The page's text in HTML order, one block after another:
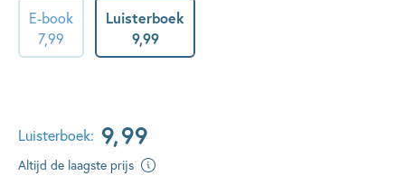
E-book
7,99
Luisterboek
9,99
Luisterboek: 9,99
Altijd de laagste prijs